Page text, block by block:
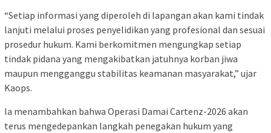
“Setiap informasi yang diperoleh di lapangan akan kami tindak
lanjuti melalui proses penyelidikan yang profesional dan sesuai
prosedur hukum. Kami berkomitmen mengungkap setiap
tindak pidana yang mengakibatkan jatuhnya korban jiwa
maupun mengganggu stabilitas keamanan masyarakat,” ujar
Kaops.
Ia menambahkan bahwa Operasi Damai Cartenz-2026 akan
terus mengedepankan langkah penegakan hukum yang